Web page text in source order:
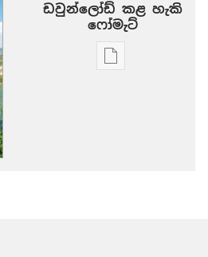
ඩවුන්ලෝඩ් කළ හැකි
‍‍ෆෝමැට්
ප්‍රකාශන